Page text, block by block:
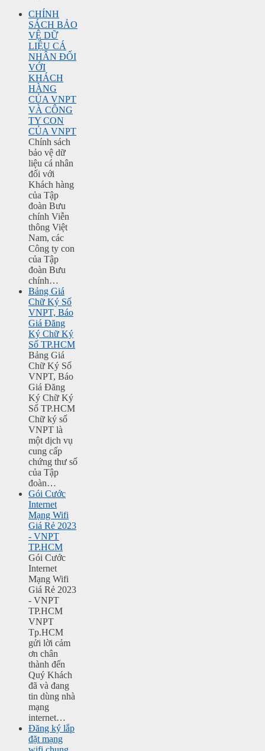
CHÍNH
SÁCH BẢO
VỆ DỮ
LIỆU CÁ
NHÂN ĐỐI
VỚI
KHÁCH
HÀNG
CỦA VNPT
VÀ CÔNG
TY CON
CỦA VNPT
Chính sách
bảo vệ dữ
liệu cá nhân
đối với
Khách hàng
của Tập
đoàn Bưu
chính Viễn
thông Việt
Nam, các
Công ty con
của Tập
đoàn Bưu
chính…
Bảng Giá
Chữ Ký Số
VNPT, Báo
Giá Đăng
Ký Chữ Ký
Số TP.HCM
Bảng Giá
Chữ Ký Số
VNPT, Báo
Giá Đăng
Ký Chữ Ký
Số TP.HCM
Chữ ký số
VNPT là
một dịch vụ
cung cấp
chứng thư số
của Tập
đoàn…
Gói Cước
Internet
Mạng Wifi
Giá Rẻ 2023
- VNPT
TP.HCM
Gói Cước
Internet
Mạng Wifi
Giá Rẻ 2023
- VNPT
TP.HCM
VNPT
Tp.HCM
gửi lời cảm
ơn chân
thành đến
Quý Khách
đã và đang
tin dùng nhà
mạng
internet…
Đăng ký lắp
đặt mạng